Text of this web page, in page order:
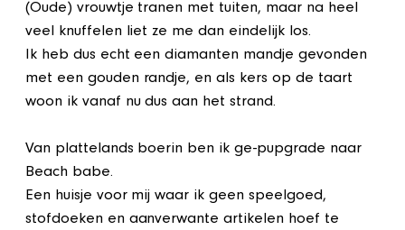
(Oude) vrouwtje tranen met tuiten, maar na heel
veel knuffelen liet ze me dan eindelijk los.
Ik heb dus echt een diamanten mandje gevonden
met een gouden randje, en als kers op de taart
woon ik vanaf nu dus aan het strand.
Van plattelands boerin ben ik ge-pupgrade naar
Beach babe.
Een huisje voor mij waar ik geen speelgoed,
stofdoeken en aanverwante artikelen hoef te